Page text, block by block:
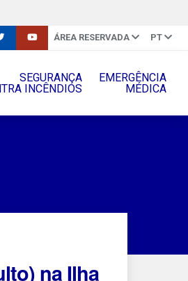
ÁREA RESERVADA PT
SEGURANÇA
INCÊNDIOS
EMERGÊNCIA
MÉDICA
na Ilha